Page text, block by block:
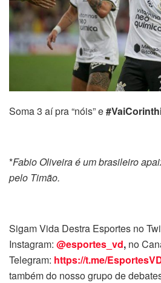
Soma 3 aí pra “nóis” e
*Fabio Oliveira é um brasileiro
pelo Timão.
Sigam Vida Destra Esportes no
Instagram: @esportes_vd, no
Telegram: https://t.me/
também do nosso grupo de